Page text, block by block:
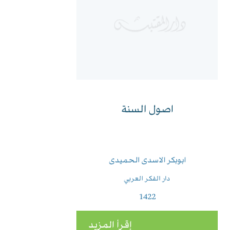
اصول السنة
ابوبكر الاسدى الحميدى
دار الفكر العربي
1422
إقرأ المزيد